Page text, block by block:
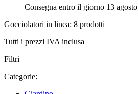
Consegna entro il giorno 13 agosto
Gocciolatori in linea: 8 prodotti
Tutti i prezzi IVA inclusa
Filtri
Categorie: